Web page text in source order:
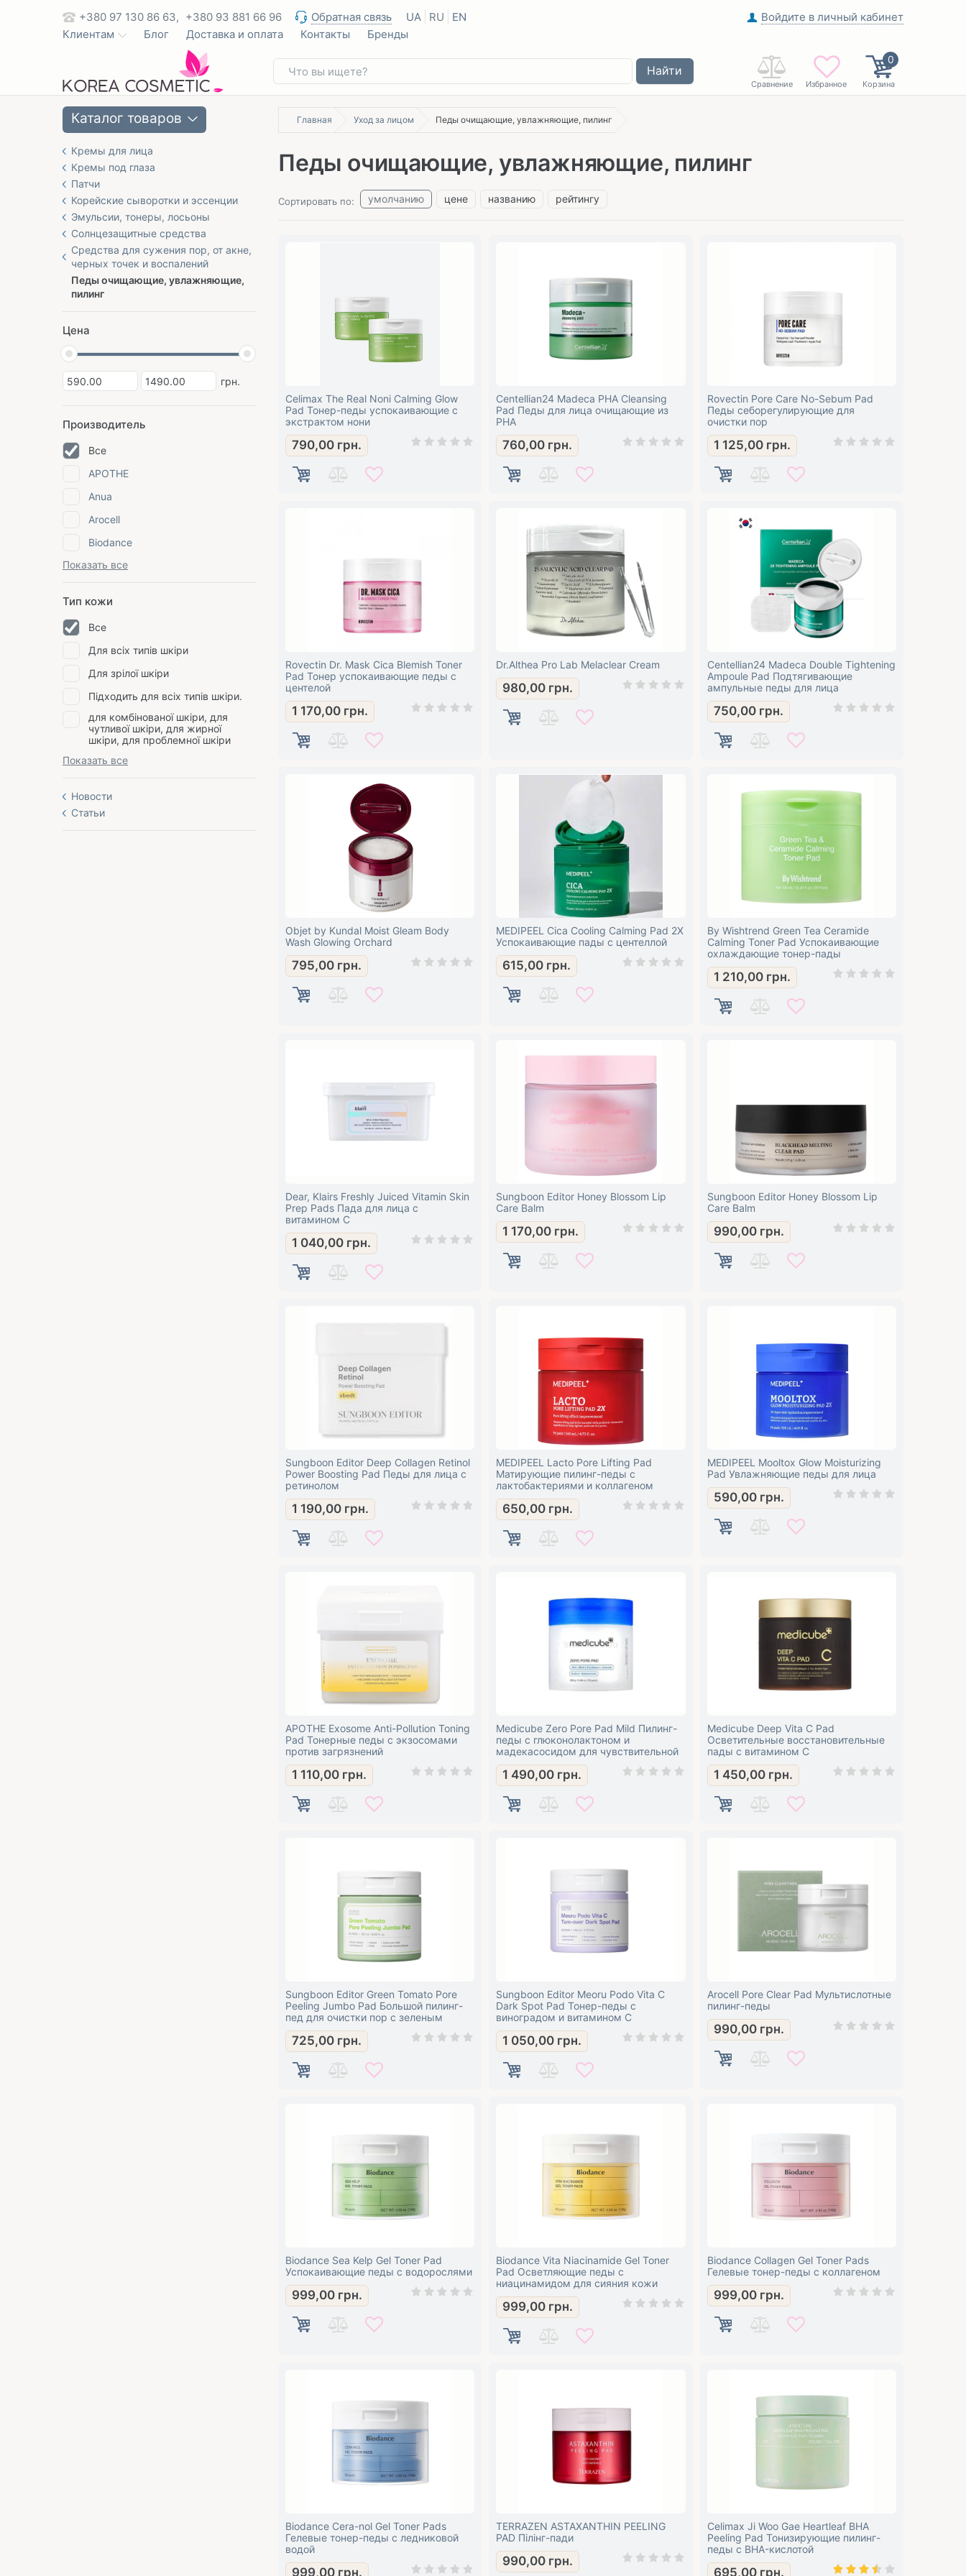
+380 97 130 86 63, +380 93 881 66 96 Обратная связь UA RU EN
Войдите в личный кабинет
Клиентам
Блог Доставка и оплата Контакты Бренды
0
Корзина
Избранное
Сравнение
Найти
Каталог товаров
Кремы для лица
Кремы под глаза
Патчи
Корейские сыворотки и эссенции
Эмульсии, тонеры, лосьоны
Солнцезащитные средства
Средства для сужения пор, от акне,
черных точек и воспалений
Педы очищающие, увлажняющие,
пилинг
Цена
грн.
Производитель
Все
APOTHE
Anua
Arocell
Biodance
Показать все
Тип кожи
Все
Для всіх типів шкіри
Для зрілої шкіри
Підходить для всіх типів шкіри.
для комбінованої шкіри, для
чутливої шкіри, для жирної
шкіри, для проблемної шкіри
Показать все
Новости
Статьи
Главная Уход за лицом Педы очищающие, увлажняющие, пилинг
Педы очищающие, увлажняющие, пилинг
Сортировать по: умолчанию цене названию рейтингу
Celimax The Real Noni Calming Glow
Pad Тонер-педы успокаивающие с
экстрактом нони
790,00 грн.
Centellian24 Madeca PHA Cleansing
Pad Педы для лица очищающие из
PHA
760,00 грн.
Rovectin Pore Care No-Sebum Pad
Педы себорегулирующие для
очистки пор
1 125,00 грн.
Rovectin Dr. Mask Cica Blemish Toner
Pad Тонер успокаивающие педы с
центелой
1 170,00 грн.
Dr.Althea Pro Lab Melaclear Cream
980,00 грн.
Centellian24 Madeca Double Tightening
Ampoule Pad Подтягивающие
ампульные педы для лица
750,00 грн.
Objet by Kundal Moist Gleam Body
Wash Glowing Orchard
795,00 грн.
MEDIPEEL Cica Cooling Calming Pad 2X
Успокаивающие пады с центеллой
615,00 грн.
By Wishtrend Green Tea Ceramide
Calming Toner Pad Успокаивающие
охлаждающие тонер-пады
1 210,00 грн.
Dear, Klairs Freshly Juiced Vitamin Skin
Prep Pads Пада для лица с
витамином С
1 040,00 грн.
Sungboon Editor Honey Blossom Lip
Care Balm
1 170,00 грн.
Sungboon Editor Honey Blossom Lip
Care Balm
990,00 грн.
Sungboon Editor Deep Collagen Retinol
Power Boosting Pad Педы для лица с
ретинолом
1 190,00 грн.
MEDIPEEL Lacto Pore Lifting Pad
Матирующие пилинг-педы с
лактобактериями и коллагеном
650,00 грн.
MEDIPEEL Mooltox Glow Moisturizing
Pad Увлажняющие педы для лица
590,00 грн.
APOTHE Exosome Anti-Pollution Toning
Pad Тонерные педы с экзосомами
против загрязнений
1 110,00 грн.
Medicube Zero Pore Pad Mild Пилинг-
педы с глюконолактоном и
мадекасосидом для чувствительной
кожи
1 490,00 грн.
Medicube Deep Vita C Pad
Осветительные восстановительные
пады с витамином C
1 450,00 грн.
Sungboon Editor Green Tomato Pore
Peeling Jumbo Pad Большой пилинг-
пед для очистки пор с зеленым
томатом
725,00 грн.
Sungboon Editor Meoru Podo Vita C
Dark Spot Pad Тонер-педы с
виноградом и витамином С
1 050,00 грн.
Arocell Pore Clear Pad Мультислотные
пилинг-педы
990,00 грн.
Biodance Sea Kelp Gel Toner Pad
Успокаивающие педы с водорослями
999,00 грн.
Biodance Vita Niacinamide Gel Toner
Pad Осветляющие педы с
ниацинамидом для сияния кожи
999,00 грн.
Biodance Collagen Gel Toner Pads
Гелевые тонер-педы с коллагеном
999,00 грн.
Biodance Cera-nol Gel Toner Pads
Гелевые тонер-педы с ледниковой
водой
999,00 грн.
TERRAZEN ASTAXANTHIN PEELING
PAD Пілінг-пади
990,00 грн.
Celimax Ji Woo Gae Heartleaf BHA
Peeling Pad Тонизирующие пилинг-
педы с BHA-кислотой
695,00 грн.